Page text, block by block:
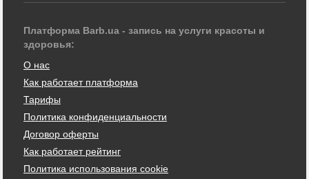
Платформа Barb.ua - запись на услуги красоты и
здоровья:
О нас
Как работает платформа
Тарифы
Политика конфиденциальности
Договор оферты
Как работает рейтинг
Политика использования cookie